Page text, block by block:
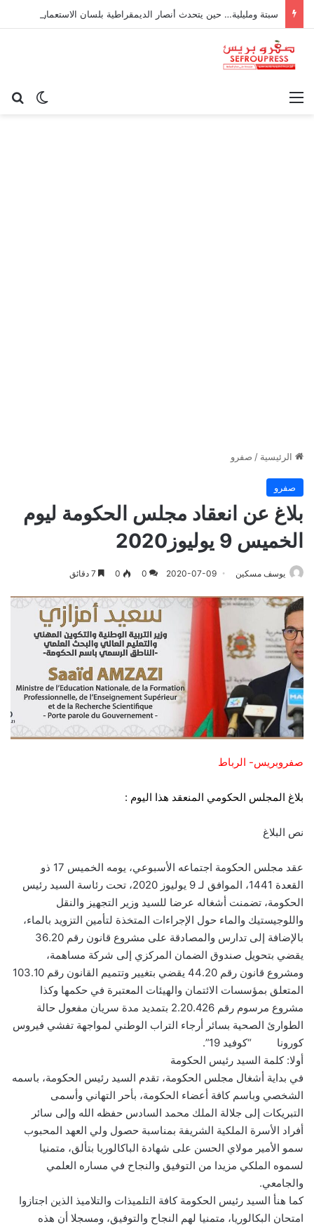
سبتة ومليلية… حين يتحدث أنصار الديمقراطية بلسان الاستعمار
الوضع القائمة
الرئيسية / صفرو
صفرو
بلاغ عن انعقاد مجلس الحكومة ليوم
الخميس 9 يوليوز2020
يوسف مسكين 2020-07-09
0
0
صفروبريس- الرباط
بلاغ المجلس الحكومي المنعقد هذا اليوم :
نص البلاغ
عقد مجلس الحكومة اجتماعه الأسبوعي، يومه الخميس 17 ذو
القعدة 1441، الموافق لـ 9 يوليوز 2020، تحت رئاسة السيد رئيس
الحكومة، تضمنت أشغاله عرضا للسيد وزير التجهيز والنقل
واللوجيستيك والماء حول الإجراءات المتخذة لتأمين التزويد بالماء،
بالإضافة إلى تدارس والمصادقة على مشروع قانون رقم 36.20
يقضي بتحويل صندوق الضمان المركزي إلى شركة مساهمة،
ومشروع قانون رقم 44.20 يقضي بتغيير وتتميم القانون رقم 103.10
المتعلق بمؤسسات الائتمان والهيئات المعتبرة في حكمها وكذا
مشروع مرسوم رقم 2.20.426 بتمديد مدة سريان مفعول حالة
الطوارئ الصحية بسائر أرجاء التراب الوطني لمواجهة تفشي فيروس
كورونا “كوفيد 19”.
أولا: كلمة السيد رئيس الحكومة
في بداية أشغال مجلس الحكومة، تقدم السيد رئيس الحكومة، باسمه
الشخصي وباسم كافة أعضاء الحكومة، بأحر التهاني وأسمى
التبريكات إلى جلالة الملك محمد السادس حفظه الله وإلى سائر
أفراد الأسرة الملكية الشريفة بمناسبة حصول ولي العهد المحبوب
سمو الأمير مولاي الحسن على شهادة الباكالوريا بتألق، متمنيا
لسموه الملكي مزيدا من التوفيق والنجاح في مساره العلمي
والجامعي.
كما هنأ السيد رئيس الحكومة كافة التلميذات والتلاميذ الذين اجتازوا
امتحان البكالوريا، متمنيا لهم النجاح والتوفيق، ومسجلا أن هذه